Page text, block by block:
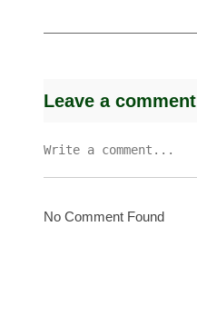
Leave a comment
No Comment Found